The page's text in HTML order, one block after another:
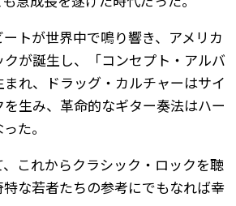
トが世界中で鳴り響き、アメリカ
が誕生し、「コンセプト・アルバ
れ、ドラッグ・カルチャーはサイ
生み、革命的なギター奏法はハー
た。
これからクラシック・ロックを聴
な若者たちの参考にでもなれば幸